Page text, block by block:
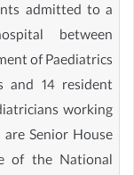
admitted to a
between
of Paediatrics
and 14 resident
working
Senior House
of the National